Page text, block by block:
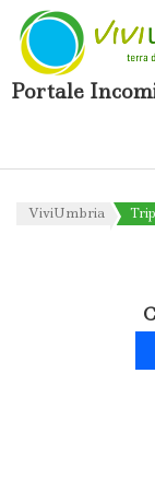
Portale
ViviUmbria